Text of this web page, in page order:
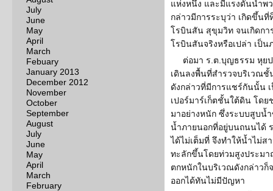
July
June
May
April
March
Febuary
January 2013
December 2012
November
October
September
August
July
June
May
April
March
February
แห่งหนึ่ง และมีแรงดันน้ำพ
กล่าวมีการระบุว่า เกิดขึ้น
โรบินสัน สุขุมวิท จนเกิดกา
โรบินสันจริงหรือเปล่า เป็น
ต่อมา ร.ต.บุญธรรม หุย
เดินลงพื้นที่สำรวจบริเวณ
ดังกล่าวที่มีการแชร์กันนั้น
เปอร์มาร์เก็ตชั้นใต้ดิน โดย
มาอย่างหนัก ซึ่งระบบสูบน้
น้ำภายนอกที่อยู่บนถนนได้
ได้ไม่เต็มที่ จึงทำให้น้ำไม่ส
ทะลักขึ้นโดยท่วมสูงประมา
ตกหนักในบริเวณดังกล่าวก็
ออกได้ทันไม่มีปัญหา